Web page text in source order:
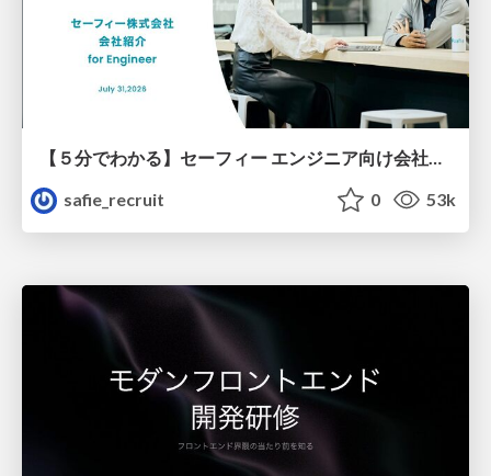
【５分でわかる】セーフィー エンジニア向け会社紹介
safie_recruit
0 53k